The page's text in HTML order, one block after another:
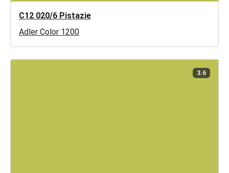
C12 020/6 Pistazie
Adler Color 1200
3.6